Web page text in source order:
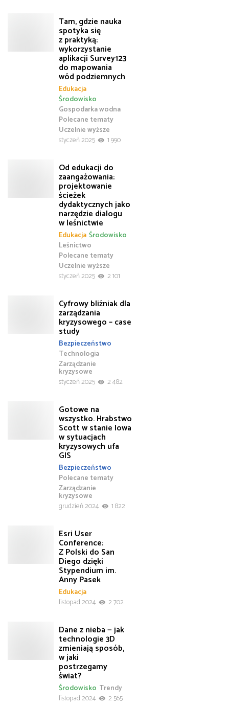
Tam, gdzie nauka
spotyka się
z praktyką:
wykorzystanie
aplikacji Survey123
do mapowania
wód podziemnych
Edukacja
Gospodarka wodna
Polecane tematy
Środowisko
Uczelnie wyższe
styczeń 2025
1 990
Od edukacji do
zaangażowania:
projektowanie
ścieżek
dydaktycznych jako
narzędzie dialogu
w leśnictwie
Edukacja
Leśnictwo
Polecane tematy
Środowisko
Uczelnie wyższe
styczeń 2025
2 101
Cyfrowy bliźniak dla
zarządzania
kryzysowego – case
study
Bezpieczeństwo
Technologia
Zarządzanie
kryzysowe
styczeń 2025
2 482
Gotowe na
wszystko. Hrabstwo
Scott w stanie Iowa
w sytuacjach
kryzysowych ufa
GIS
Bezpieczeństwo
Polecane tematy
Zarządzanie
kryzysowe
grudzień 2024
1 822
Esri User
Conference:
Z Polski do San
Diego dzięki
Stypendium im.
Anny Pasek
Edukacja
listopad 2024
2 702
Dane z nieba — jak
technologie 3D
zmieniają sposób,
w jaki
postrzegamy
świat?
Środowisko Trendy
listopad 2024
2 565